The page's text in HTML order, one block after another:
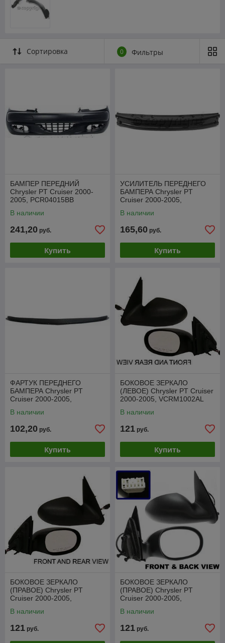
Сортировка 0 Фильтры
БАМПЕР ПЕРЕДНИЙ
Chrysler PT Cruiser 2000-
2005, PCR04015BB
В наличии
241,20 руб.
Купить
УСИЛИТЕЛЬ ПЕРЕДНЕГО
БАМПЕРА Chrysler PT
Cruiser 2000-2005,
В наличии
165,60 руб.
Купить
ФАРТУК ПЕРЕДНЕГО
БАМПЕРА Chrysler PT
Cruiser 2000-2005,
В наличии
102,20 руб.
Купить
БОКОВОЕ ЗЕРКАЛО
(ЛЕВОЕ) Chrysler PT Cruiser
2000-2005, VCRM1002AL
В наличии
121 руб.
Купить
БОКОВОЕ ЗЕРКАЛО
(ПРАВОЕ) Chrysler PT
Cruiser 2000-2005,
В наличии
121 руб.
БОКОВОЕ ЗЕРКАЛО
(ПРАВОЕ) Chrysler PT
Cruiser 2000-2005,
В наличии
121 руб.